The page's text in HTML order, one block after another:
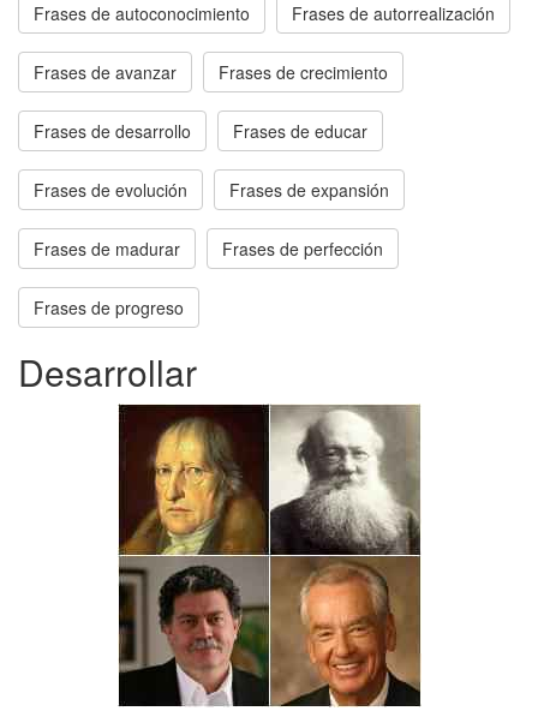
Frases de autoconocimiento Frases de autorrealización
Frases de avanzar Frases de crecimiento
Frases de desarrollo Frases de educar
Frases de evolución Frases de expansión
Frases de madurar Frases de perfección
Frases de progreso
Desarrollar